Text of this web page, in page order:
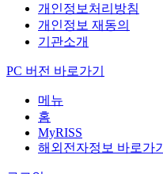
개인정보처리방침
개인정보 재동의
기관소개
PC 버전 바로가기
메뉴
홈
MyRISS
해외전자정보 바로가기